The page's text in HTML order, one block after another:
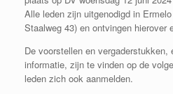
Alle leden zijn uitgenodigd in
Staalweg 43) en ontvingen hierover
De voorstellen en
informatie, zijn te vinden op de
leden zich ook aanmelden.